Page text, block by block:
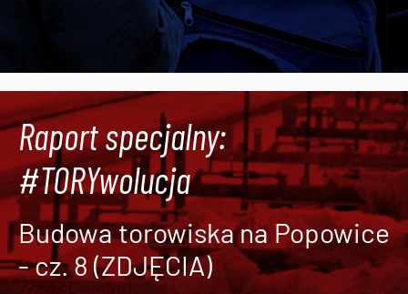
Raport specjalny:
#TORYwolucja
Budowa torowiska na Popowice
- cz. 8 (ZDJĘCIA)